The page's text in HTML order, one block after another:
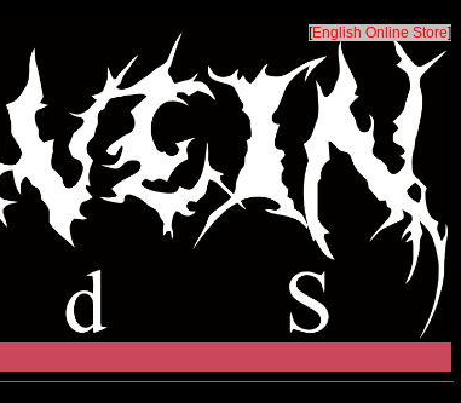
[English Online Store]